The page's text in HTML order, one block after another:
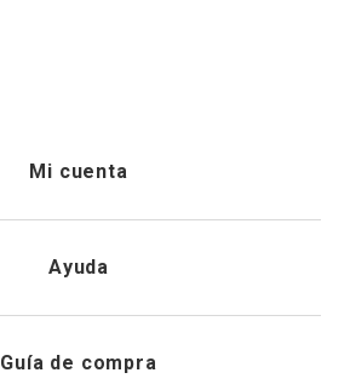
Mi cuenta
Registrarme
Ayuda
Guía de compra